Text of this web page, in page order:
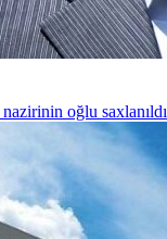
oğlu saxlanıldı